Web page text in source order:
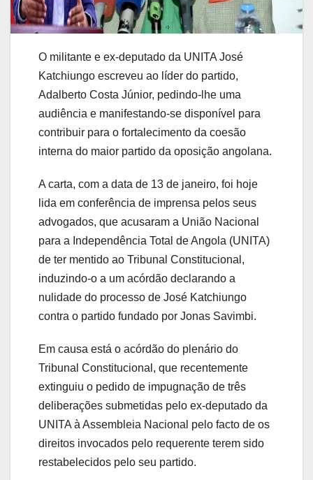
O militante e ex-deputado da UNITA José
Katchiungo escreveu ao líder do partido,
Adalberto Costa Júnior, pedindo-lhe uma
audiência e manifestando-se disponível para
contribuir para o fortalecimento da coesão
interna do maior partido da oposição angolana.
A carta, com a data de 13 de janeiro, foi hoje
lida em conferência de imprensa pelos seus
advogados, que acusaram a União Nacional
para a Independência Total de Angola (UNITA)
de ter mentido ao Tribunal Constitucional,
induzindo-o a um acórdão declarando a
nulidade do processo de José Katchiungo
contra o partido fundado por Jonas Savimbi.
Em causa está o acórdão do plenário do
Tribunal Constitucional, que recentemente
extinguiu o pedido de impugnação de três
deliberações submetidas pelo ex-deputado da
UNITA à Assembleia Nacional pelo facto de os
direitos invocados pelo requerente terem sido
restabelecidos pelo seu partido.